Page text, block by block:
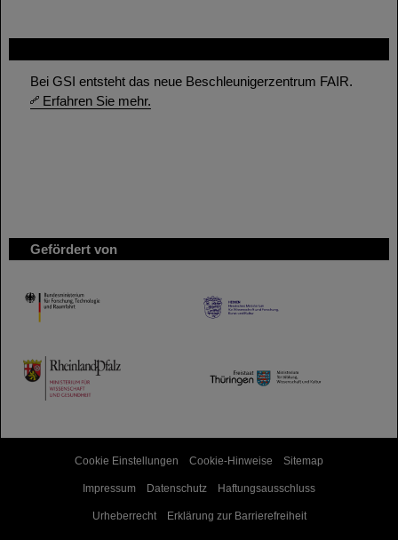
Bei GSI entsteht das neue Beschleunigerzentrum FAIR.
Erfahren Sie mehr.
Gefördert von
HMWK
TMWWDG
Cookie Einstellungen Cookie-Hinweise Sitemap
Impressum Datenschutz Haftungsausschluss
Urheberrecht Erklärung zur Barrierefreiheit